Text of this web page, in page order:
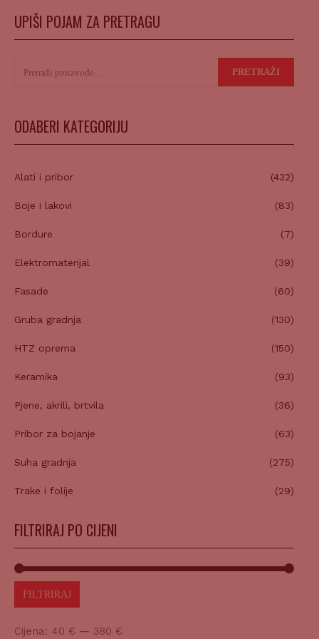
UPIŠI POJAM ZA PRETRAGU
PRETRAŽI
ODABERI KATEGORIJU
Alati i pribor (432)
Boje i lakovi (83)
Bordure (7)
Elektromaterijal (39)
Fasade (60)
Gruba gradnja (130)
HTZ oprema (150)
Keramika (93)
Pjene, akrili, brtvila (36)
Pribor za bojanje (63)
Suha gradnja (275)
Trake i folije (29)
FILTRIRAJ PO CIJENI
FILTRIRAJ
Cijena: 40 € — 380 €